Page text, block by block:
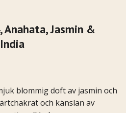
Jasmin &
blommig doft av jasmin och
och känslan av